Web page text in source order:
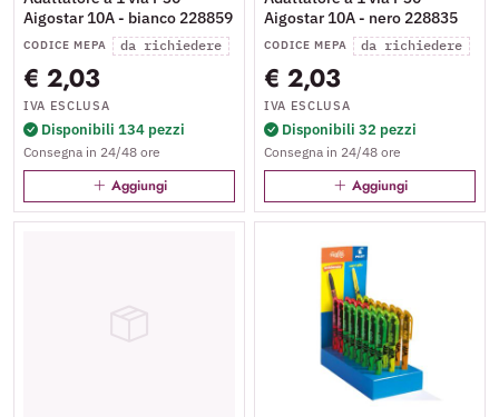
Aigostar 10A - bianco 228859
CODICE MEPA da richiedere
€ 2,03
IVA ESCLUSA
Disponibili 134 pezzi
Consegna in 24/48 ore
Aggiungi
Aigostar 10A - nero 228835
CODICE MEPA da richiedere
€ 2,03
IVA ESCLUSA
Disponibili 32 pezzi
Consegna in 24/48 ore
Aggiungi